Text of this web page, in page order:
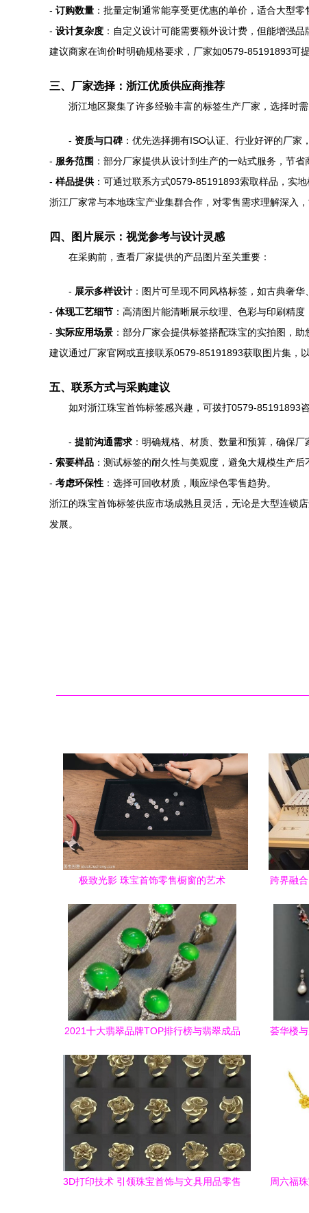
- 订购数量 ：批量定制通常能享受更优惠的单价，适合大型
- 设计复杂度 ：自定义设计可能需要额外设计费，但能增强品
建议商家在询价时明确规格要求，厂家如0579-85191893可
三、厂家选择：浙江优质供应商推荐
浙江地区聚集了许多经验丰富的标签生产厂家，选择时需
- 资质与口碑 ：优先选择拥有ISO认证、行业好评的厂家
- 服务范围 ：部分厂家提供从设计到生产的一站式服务，节省
- 样品提供：可通过联系方式0579-85191893索取样品，实地
浙江厂家常与本地珠宝产业集群合作，对零售需求理解深入，
四、图片展示：视觉参考与设计灵感
在采购前，查看厂家提供的产品图片至关重要：
- 展示多样设计 ：图片可呈现不同风格标签，如古典奢华
- 体现工艺细节 ：高清图片能清晰展示纹理、色彩与印刷精度
- 实际应用场景 ：部分厂家会提供标签搭配珠宝的实拍图，助
建议通过厂家官网或直接联系0579-85191893获取图片集，
五、联系方式与采购建议
如对浙江珠宝首饰标签感兴趣，可拨打0579-85191893
- 提前沟通需求 ：明确规格、材质、数量和预算，确保厂
- 索要样品 ：测试标签的耐久性与美观度，避免大规模生产后
- 考虑环保性 ：选择可回收材质，顺应绿色零售趋势。
浙江的珠宝首饰标签供应市场成熟且灵活，无论是大型连锁
发展。
极致光影 珠宝首饰零售橱窗的艺术
跨界融
2021十大翡翠品牌TOP排行榜与翡翠成品
荟华楼
3D打印技术 引领珠宝首饰与文具用品零售
周六福